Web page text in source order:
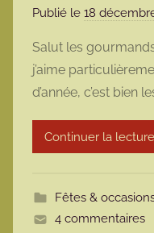
Publié le 18
Salut les
j’aime
d’année, c’est bien
Continuer la lecture
Fêtes &
4 commentaires